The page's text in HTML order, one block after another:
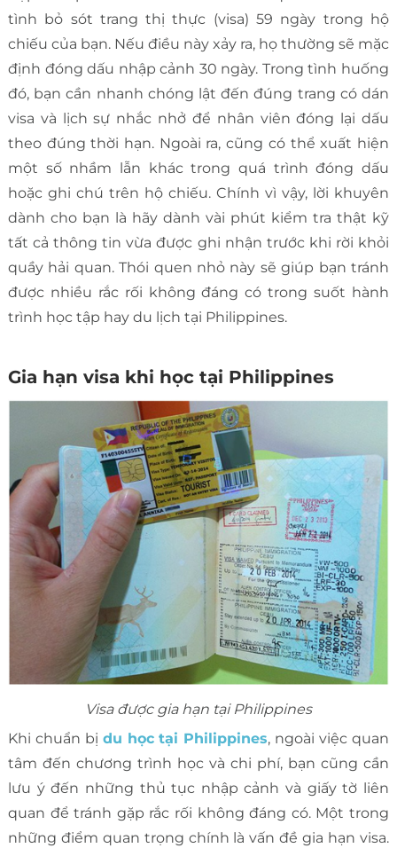
tình bỏ sót trang thị thực (visa) 59 ngày trong hộ
chiếu của bạn. Nếu điều này xảy ra, họ thường sẽ mặc
định đóng dấu nhập cảnh 30 ngày. Trong tình huống
đó, bạn cần nhanh chóng lật đến đúng trang có dán
visa và lịch sự nhắc nhở để nhân viên đóng lại dấu
theo đúng thời hạn. Ngoài ra, cũng có thể xuất hiện
một số nhầm lẫn khác trong quá trình đóng dấu
hoặc ghi chú trên hộ chiếu. Chính vì vậy, lời khuyên
dành cho bạn là hãy dành vài phút kiểm tra thật kỹ
tất cả thông tin vừa được ghi nhận trước khi rời khỏi
quầy hải quan. Thói quen nhỏ này sẽ giúp bạn tránh
được nhiều rắc rối không đáng có trong suốt hành
trình học tập hay du lịch tại Philippines.
Gia hạn visa khi học tại Philippines
Visa được gia hạn tại Philippines
Khi chuẩn bị du học tại Philippines, ngoài việc quan
tâm đến chương trình học và chi phí, bạn cũng cần
lưu ý đến những thủ tục nhập cảnh và giấy tờ liên
quan để tránh gặp rắc rối không đáng có. Một trong
những điểm quan trọng chính là vấn đề gia hạn visa.